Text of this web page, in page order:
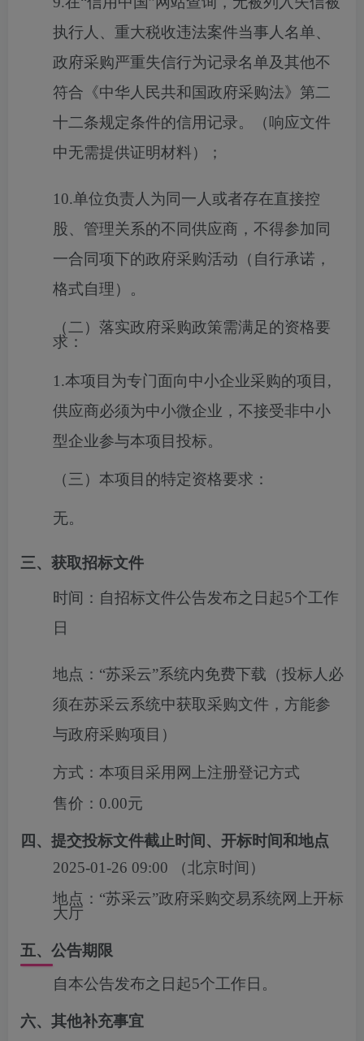
执行人、重大税收违法案件当事人名单、
政府采购严重失信行为记录名单及其他不
符合《中华人民共和国政府采购法》第二
十二条规定条件的信用记录。（响应文件
中无需提供证明材料）；
10.单位负责人为同一人或者存在直接控
股、管理关系的不同供应商，不得参加同
一合同项下的政府采购活动（自行承诺，
格式自理）。
（二）落实政府采购政策需满足的资格要
求：
1.本项目为专门面向中小企业采购的项目,
供应商必须为中小微企业，不接受非中小
型企业参与本项目投标。
（三）本项目的特定资格要求：
无。
三、获取招标文件
时间： 自招标文件公告发布之日起5个工作
日
地点： “苏采云”系统内免费下载（投标人必
须在苏采云系统中获取采购文件，方能参
与政府采购项目）
方式： 本项目采用网上注册登记方式
售价： 0.00元
四、提交投标文件截止时间、开标时间和地点
2025-01-26 09:00 （北京时间）
地点： “苏采云”政府采购交易系统网上开标
大厅
五、公告期限
自本公告发布之日起5个工作日。
六、其他补充事宜